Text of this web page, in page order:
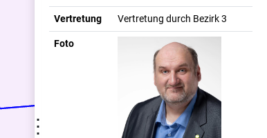
Vertretung Vertretung durch Bezirk 3
Foto
⋮